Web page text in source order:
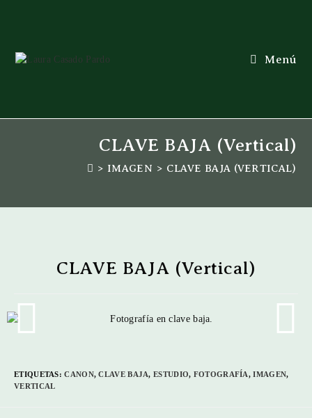
Menú
CLAVE BAJA (Vertical)
> IMAGEN > CLAVE BAJA (VERTICAL)
CLAVE BAJA (Vertical)
ETIQUETAS:CANON, CLAVE BAJA, ESTUDIO, FOTOGRAFÍA, IMAGEN,
VERTICAL